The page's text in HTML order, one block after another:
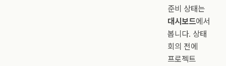
준비 상태는
대시보드에서
봅니다. 상태
회의 전에
프로젝트